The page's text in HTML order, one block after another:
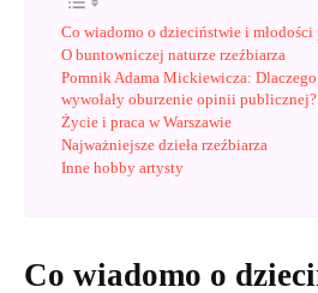
Co wiadomo o dzieciństwie i młodości
O buntowniczej naturze rzeźbiarza
Pomnik Adama Mickiewicza:
wywołały oburzenie opinii publicznej?
Życie i praca w Warszawie
Najważniejsze dzieła rzeźbiarza
Inne hobby artysty
Co wiadomo o